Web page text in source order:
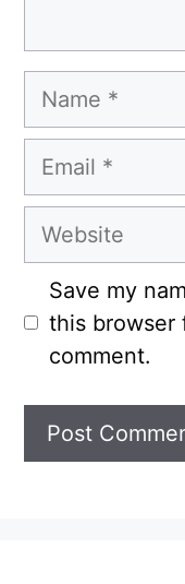
Name
Email
Website
Save my
this browser
comment.